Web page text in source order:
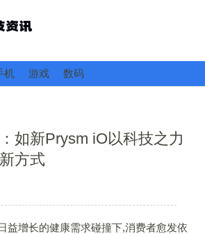
机 游戏 数码
如新Prysm iO以科技之力
方式
增长的健康需求碰撞下,消费者愈发依